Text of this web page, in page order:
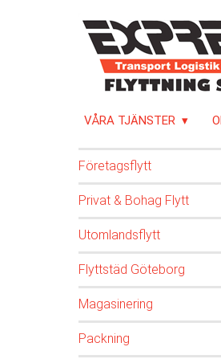
VÅRA TJÄNSTER
Företagsflytt
Privat & Bohag Flytt
Utomlandsflytt
Flyttstäd Göteborg
Magasinering
Packning